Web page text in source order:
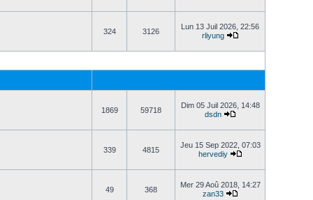
324 3126
Lun 13 Juil 2026, 22:56
rliyung
1869 59718
Dim 05 Juil 2026, 14:48
dsdn
339 4815
Jeu 15 Sep 2022, 07:03
hervediy
49 368
Mer 29 Aoû 2018, 14:27
zan33